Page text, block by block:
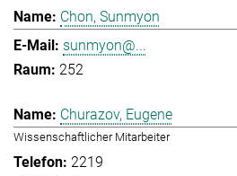
Chon, Sunmyon
sunmyon@...
252
Churazov, Eugene
Wissenschaftlicher Mitarbeiter
2219